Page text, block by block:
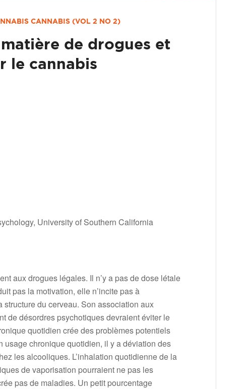
CANNABIS (VOL 2 NO 2)
de drogues et
le cannabis
University of Southern California
aux drogues légales. Il n’y a pas de dose létale
pas la motivation, elle n’incite pas à
du cerveau. Son association aux
de désordres psychotiques devraient éviter le
quotidien crée des problèmes potentiels
usage chronique quotidien, il y a déviation des
les alcooliques. L’inhalation quotidienne de la
de vaporisation pourraient ne pas les
pas de maladies. Un petit pourcentage